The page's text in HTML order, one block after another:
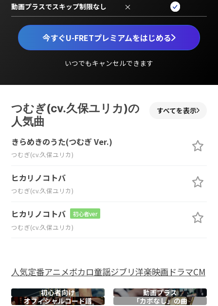
今すぐU-FRETプレミアムをはじめる
いつでもキャンセルできます
動画プラスでスキップ制限なし ×
つむぎ(cv.久保ユリカ)の
人気曲
すべてを表示
きらめきのうた(つむぎ Ver.)
つむぎ(cv.久保ユリカ)
ヒカリノコトバ
つむぎ(cv.久保ユリカ)
ヒカリノコトバ 初心者ver
つむぎ(cv.久保ユリカ)
人気定番アニメボカロ童謡ジブリ洋楽映画ドラマCM
初心者向け
動画プラス
オフィシャルコード譜 「カポなし」の曲